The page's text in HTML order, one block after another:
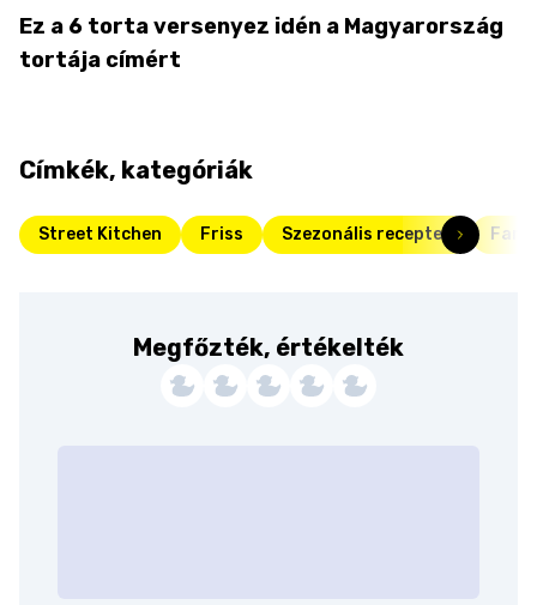
Ez a 6 torta versenyez idén a Magyarország
tortája címért
Címkék, kategóriák
Street Kitchen Friss Szezonális receptek
Megfőzték, értékelték